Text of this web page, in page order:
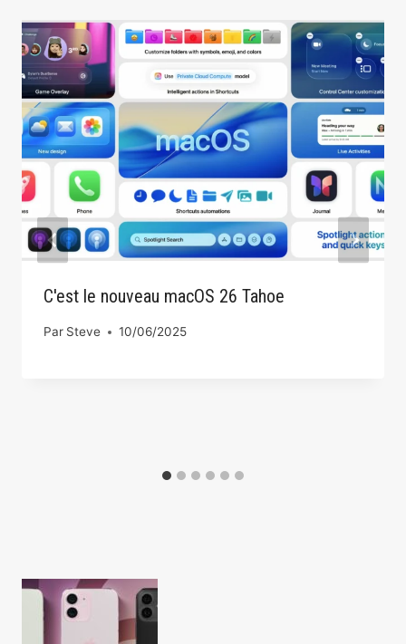
C'est le nouveau macOS 26 Tahoe
Par Steve 10/06/2025